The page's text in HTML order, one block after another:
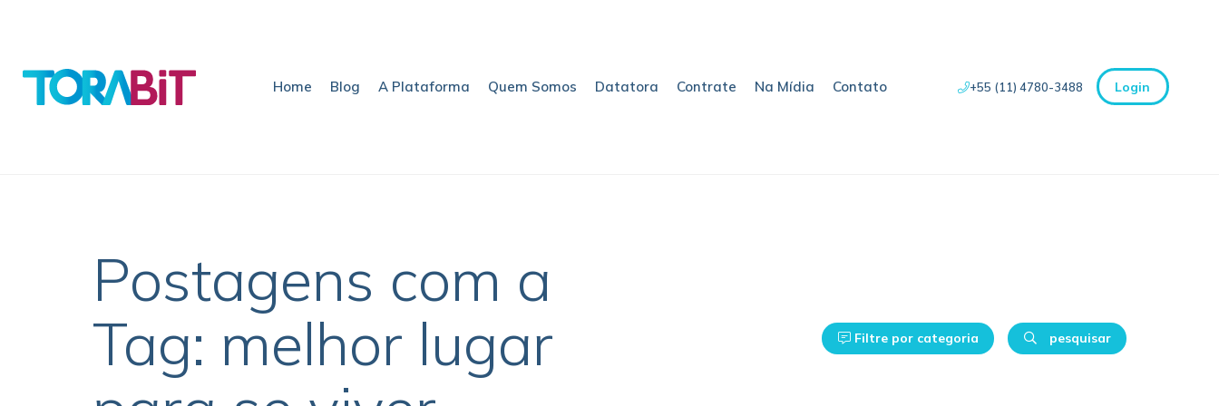
Home Blog A Plataforma Quem Somos Datatora Contrate Na Mídia Contato +55 (11) 4780-3488 Login
Postagens com a
Tag: melhor lugar
Filtre por categoria pesquisar